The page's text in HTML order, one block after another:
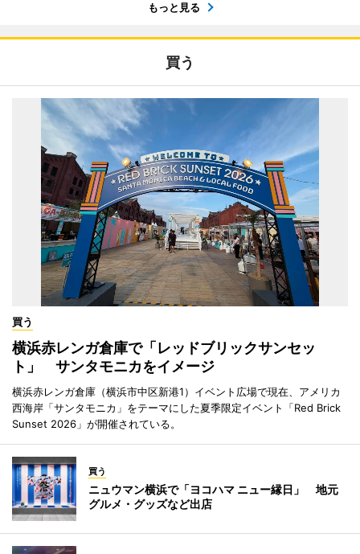
もっと見る
買う
買う
横浜赤レンガ倉庫で「レッドブリックサンセッ
ト」 サンタモニカをイメージ
横浜赤レンガ倉庫（横浜市中区新港1）イベント広場で現在、アメリカ
西海岸「サンタモニカ」をテーマにした夏季限定イベント「Red Brick
Sunset 2026」が開催されている。
買う
ニュウマン横浜で「ヨコハマ ニュー縁日」 地元
グルメ・グッズなど出店